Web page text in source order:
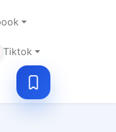
Tiktok